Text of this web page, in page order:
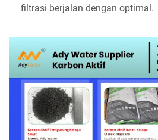
filtrasi berjalan dengan optimal.